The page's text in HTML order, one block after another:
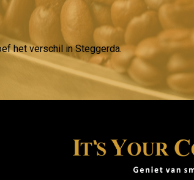
het verschil in Steggerda.